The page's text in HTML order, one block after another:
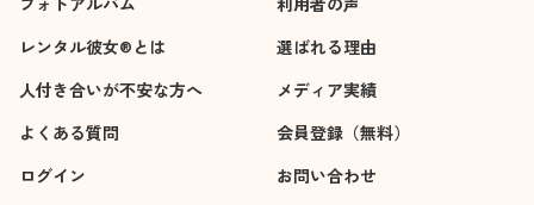
レンタル彼女®とは
選ばれる理由
人付き合いが不安な方へ
メディア実績
よくある質問
会員登録（無料）
ログイン
お問い合わせ